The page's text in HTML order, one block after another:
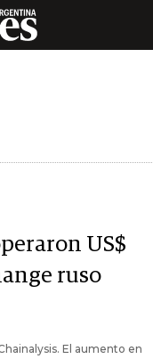
US$
ruso
El aumento en